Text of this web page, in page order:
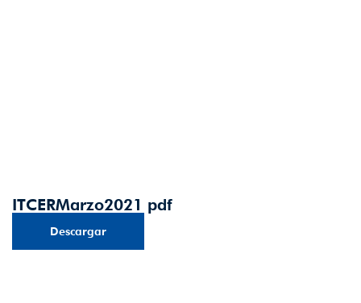
ITCERMarzo2021 pdf
Descargar